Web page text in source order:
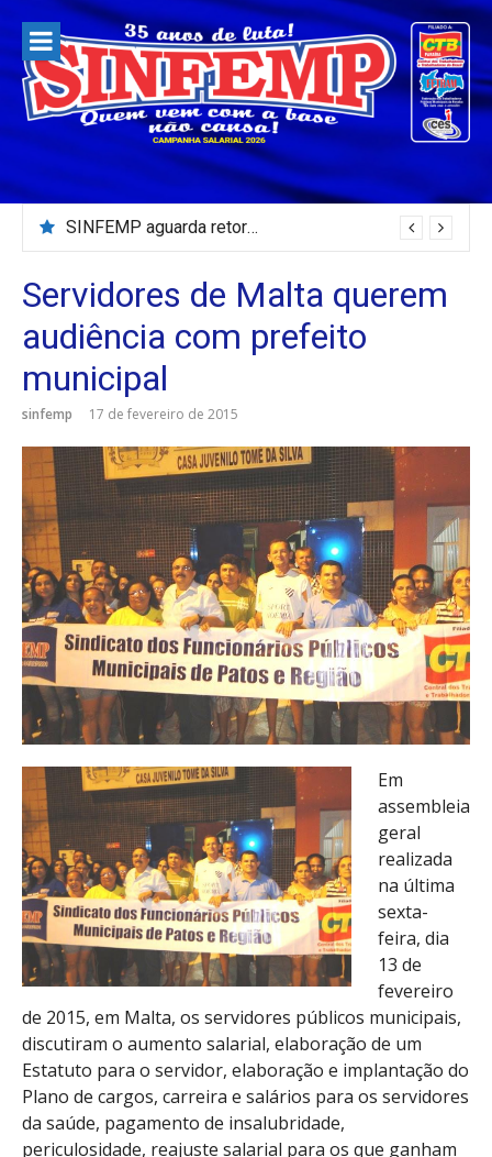
para
conteúdo
SINFEMP aguarda retorno as demandas dos servidores de Patos até dia 13 de agosto
Servidores de Malta querem
audiência com prefeito
municipal
sinfemp 17 de fevereiro de 2015
Em
assembleia
geral
realizada
na última
sexta-
feira, dia
13 de
fevereiro
de 2015, em Malta, os servidores públicos municipais,
discutiram o aumento salarial, elaboração de um
Estatuto para o servidor, elaboração e implantação do
Plano de cargos, carreira e salários para os servidores
da saúde, pagamento de insalubridade,
periculosidade, reajuste salarial para os que ganham